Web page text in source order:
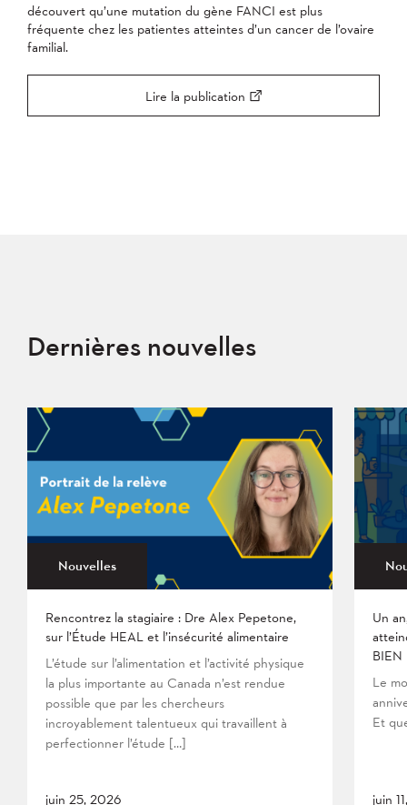
découvert qu’une mutation du gène FANCI est plus
fréquente chez les patientes atteintes d’un cancer de l’ovaire
familial.
Lire la publication
Dernières nouvelles
Nouvelles
Rencontrez la stagiaire : Dre Alex Pepetone,
sur l’Étude HEAL et l’insécurité alimentaire
L’étude sur l’alimentation et l’activité physique
la plus importante au Canada n’est rendue
possible que par les chercheurs
incroyablement talentueux qui travaillent à
perfectionner l’étude […]
juin 25, 2026
Un
BIEN
Le
Et
juin